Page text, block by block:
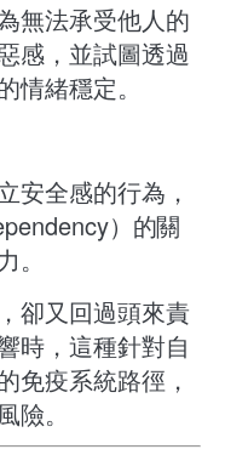
無法承受他人的
感，並試圖透過
情緒穩定。
安全感的行為，
）的關
卻又回過頭來責
時，這種針對自
免疫系統路徑，
險。